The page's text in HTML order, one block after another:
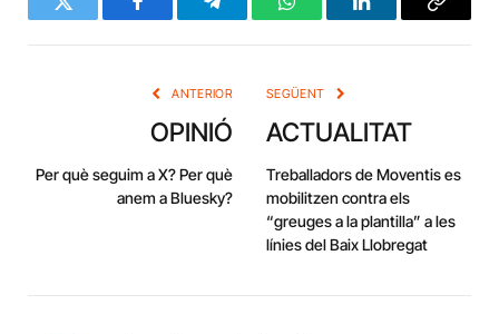
Twitter FacebookTelegramWhatsAppLinkedInCopy
ANTERIOR
OPINIÓ
Per què seguim a X? Per què
anem a Bluesky?
SEGÜENT
ACTUALITAT
Treballadors de Moventis es
mobilitzen contra els
“greuges a la plantilla” a les
línies del Baix Llobregat